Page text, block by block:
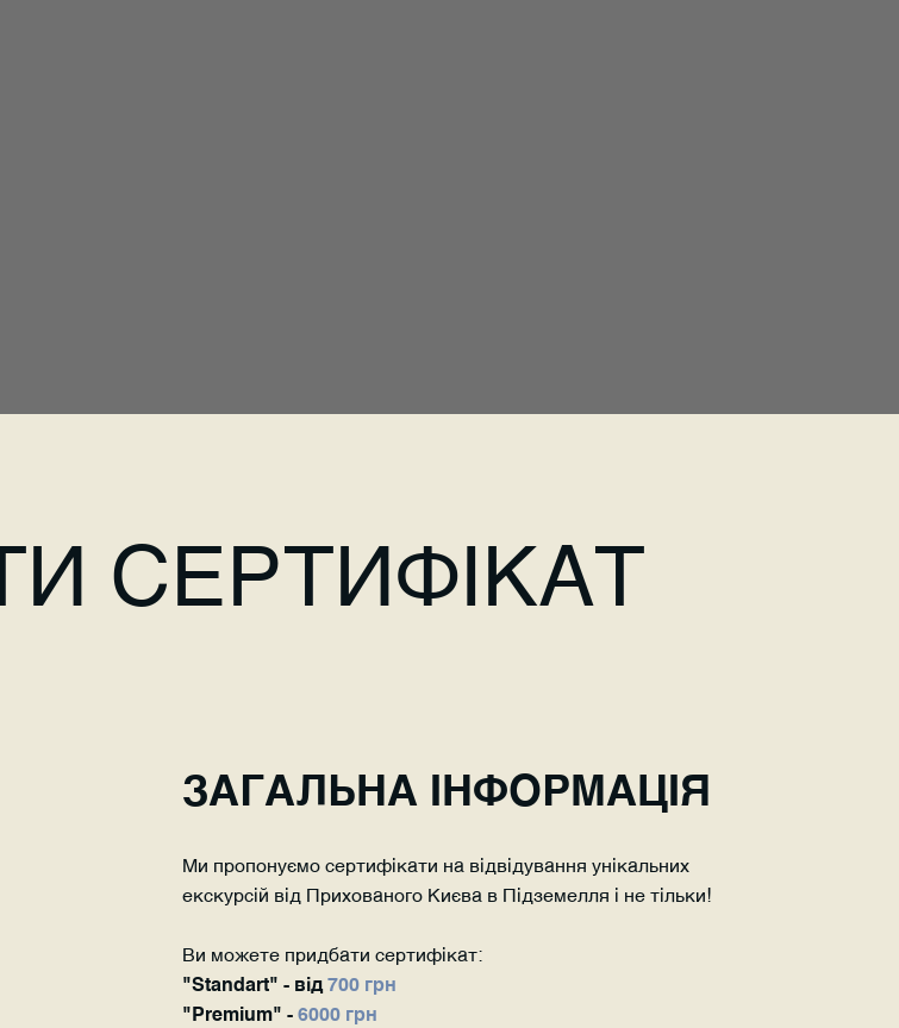
СЕРТИФІКАТ
ЗАГАЛЬНА ІНФОРМАЦІЯ
Ми пропонуємо сертифікати на відвідування унікальних
екскурсій від Прихованого Києва в Підземелля і не тільки!
Ви можете придбати сертифікат:
"Standart" - від700 грн
"Premium" - 6000 грн